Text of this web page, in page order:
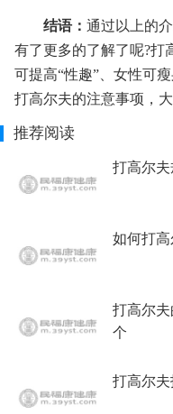
结语： 通过以上的
有了更多的了解了呢?打
可提高“性趣”、女性可
打高尔夫的注意事项，大
推荐阅读
打高尔
如何打
打高尔
个
打高尔